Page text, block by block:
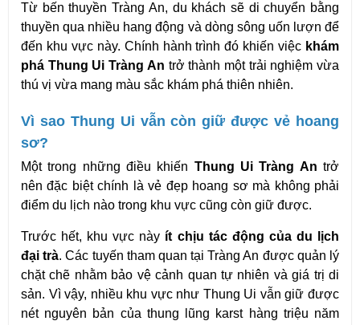
Từ bến thuyền Tràng An, du khách sẽ di chuyển bằng
thuyền qua nhiều hang động và dòng sông uốn lượn để
đến khu vực này. Chính hành trình đó khiến việc khám
phá Thung Ui Tràng An trở thành một trải nghiệm vừa
thú vị vừa mang màu sắc khám phá thiên nhiên.
Vì sao Thung Ui vẫn còn giữ được vẻ hoang
sơ?
Một trong những điều khiến Thung Ui Tràng An trở
nên đặc biệt chính là vẻ đẹp hoang sơ mà không phải
điểm du lịch nào trong khu vực cũng còn giữ được.
Trước hết, khu vực này ít chịu tác động của du lịch
đại trà. Các tuyến tham quan tại Tràng An được quản lý
chặt chẽ nhằm bảo vệ cảnh quan tự nhiên và giá trị di
sản. Vì vậy, nhiều khu vực như Thung Ui vẫn giữ được
nét nguyên bản của thung lũng karst hàng triệu năm